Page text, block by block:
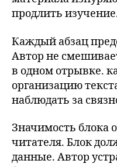
продлить
Каждый абзац
Автор не
в одном отрывке.
организацию
наблюдать за
Значимость блока
читателя. Блок
данные. Автор